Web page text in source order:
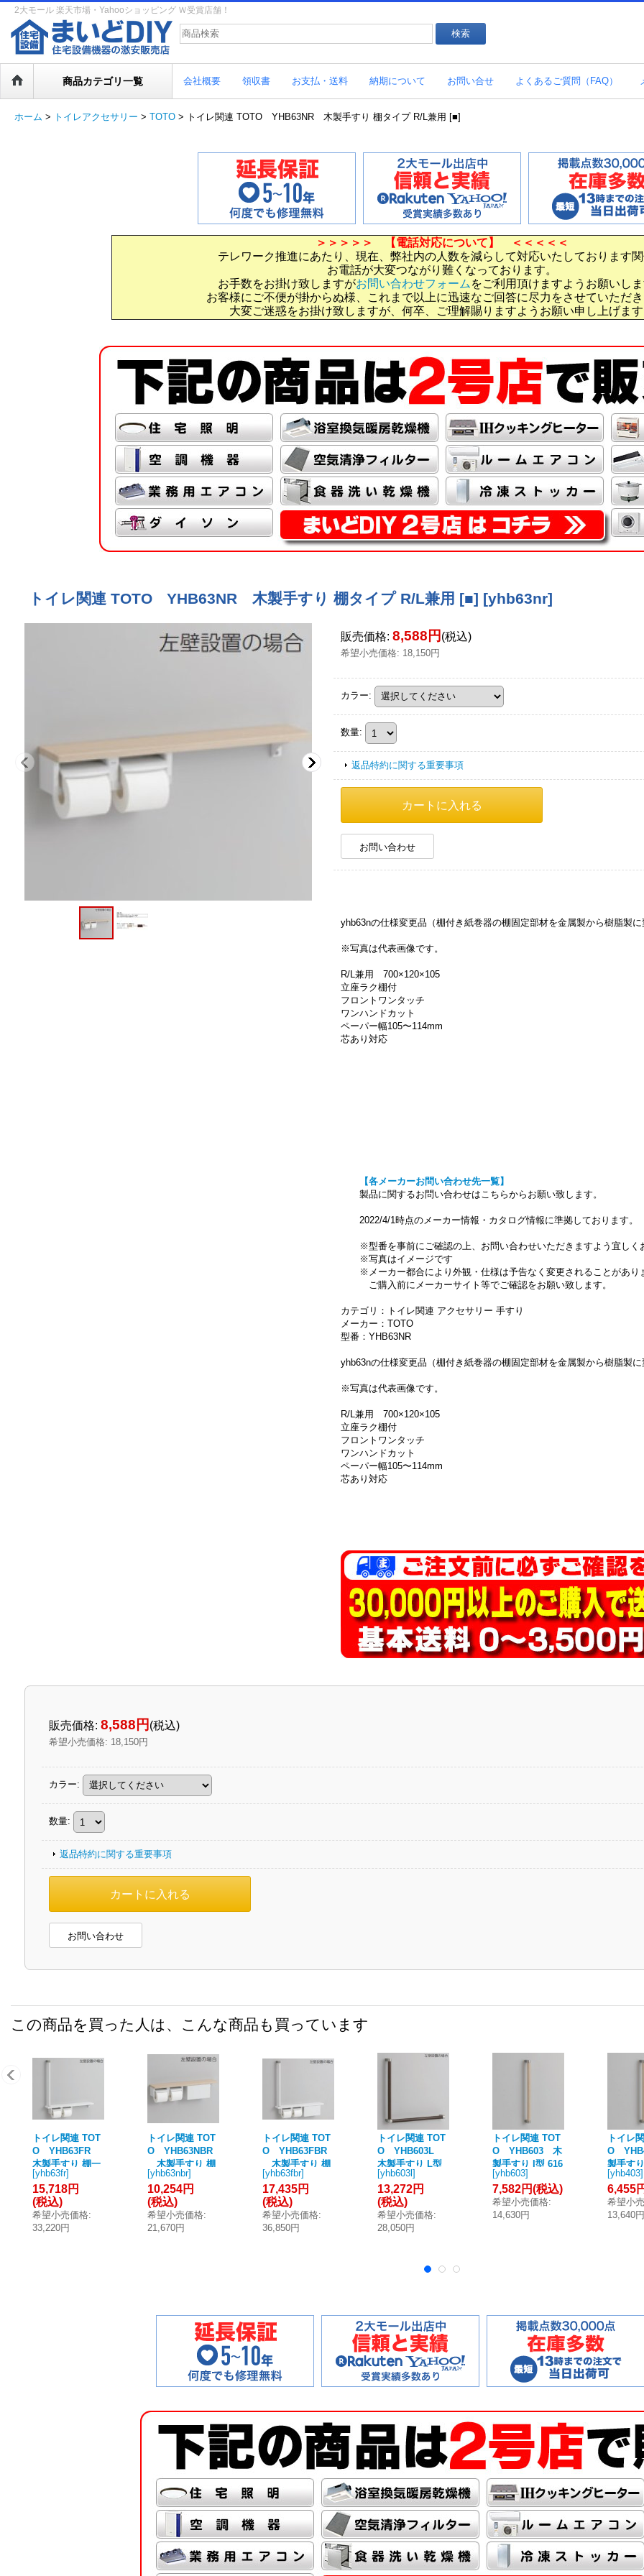
2大モール 楽天市場・Yahooショッピング Ｗ受賞店舗！
商品カテゴリ一覧 会社概要 領収書 お支払・送料 納期について お問い合せ よくあるご質問（FAQ）
ホーム > トイレアクセサリー > TOTO > トイレ関連 TOTO YHB63NR 木製手すり 棚タイプ R/L兼用 [■]
＞＞＞＞＞ 【電話対応について】 ＜＜＜＜＜
テレワーク推進にあたり、現在、弊社内の人数を減らして対応いたしております
お電話が大変つながり難くなっております。
お手数をお掛け致しますがお問い合わせフォーム をご利用頂けますようお願いし
お客様にご不便が掛からぬ様、これまで以上に迅速なご回答に尽力をさせていただ
大変ご迷惑をお掛け致しますが、何卒、ご理解賜りますようお願い申し上げま
トイレ関連 TOTO YHB63NR 木製手すり 棚タイプ R/L兼用 [■] [yhb63nr]
販売価格: 8,588円 (税込)
希望小売価格: 18,150円
カラー:
数量:
返品特約に関する重要事項
お問い合わせ
yhb63nの仕様変更品（棚付き紙巻器の棚固定部材を金属製から樹脂製
※写真は代表画像です。
R/L兼用 700×120×105
立座ラク棚付
フロントワンタッチ
ワンハンドカット
ペーパー幅105〜114mm
芯あり対応
【各メーカーお問い合わせ先一覧】
製品に関するお問い合わせはこちらからお願い致します。
2022/4/1時点のメーカー情報・カタログ情報に準拠しております。
※型番を事前にご確認の上、お問い合わせいただきますよう宜しく
※写真はイメージです
※メーカー都合により外観・仕様は予告なく変更されることがあり
ご購入前にメーカーサイト等でご確認をお願い致します。
カテゴリ：トイレ関連 アクセサリー 手すり
メーカー：TOTO
型番：YHB63NR
yhb63nの仕様変更品（棚付き紙巻器の棚固定部材を金属製から樹脂製
※写真は代表画像です。
R/L兼用 700×120×105
立座ラク棚付
フロントワンタッチ
ワンハンドカット
ペーパー幅105〜114mm
芯あり対応
販売価格: 8,588円 (税込)
希望小売価格: 18,150円
カラー:
数量:
返品特約に関する重要事項
お問い合わせ
この商品を買った人は、こんな商品も買っています
トイレ関連 TOT
O YHB63FR
木製手すり 棚一
体タイプ R/L兼
用 [■]
[yhb63fr]
15,718円
(税込)
希望小売価格:
33,220円
トイレ関連 TOT
O YHB63NBR
木製手すり 棚
タイプ(収納付)
R/L兼用 [■]
[yhb63nbr]
10,254円
(税込)
希望小売価格:
21,670円
トイレ関連 TOT
O YHB63FBR
木製手すり 棚
一体タイプ(収納
付) R/L兼用 [■]
[yhb63fbr]
17,435円
(税込)
希望小売価格:
36,850円
トイレ関連 TOT
O YHB603L
木製手すり L型
[■]
[yhb603l ]
13,272円
(税込)
希望小売価格:
28,050円
トイレ関連 TOT
O YHB603 木
製手すり I型 616
mm [■]
[yhb603]
7,582円(税込)
希望小売価格:
14,630円
トイレ
O
製手す
mm [■]
[yhb403]
6,455
希望小
13,640円